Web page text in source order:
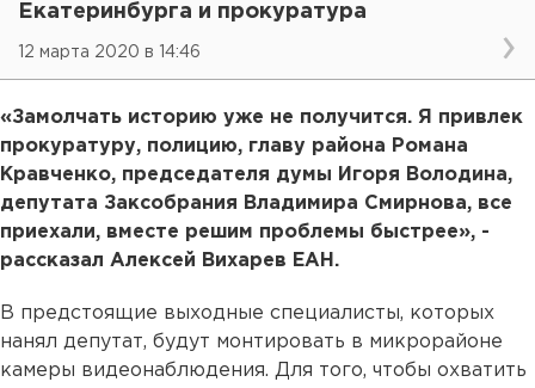
Екатеринбурга и прокуратура
12 марта 2020 в 14:46
«Замолчать историю уже не получится. Я привлек
прокуратуру, полицию, главу района Романа
Кравченко, председателя думы Игоря Володина,
депутата Заксобрания Владимира Смирнова, все
приехали, вместе решим проблемы быстрее», -
рассказал Алексей Вихарев ЕАН.
В предстоящие выходные специалисты, которых
нанял депутат, будут монтировать в микрорайоне
камеры видеонаблюдения. Для того, чтобы охватить